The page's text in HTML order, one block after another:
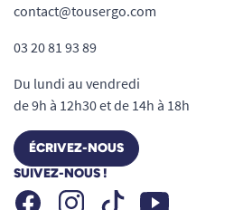
contact@tousergo.com
03 20 81 93 89
Du lundi au vendredi
de 9h à 12h30 et de 14h à 18h
ÉCRIVEZ-NOUS
SUIVEZ-NOUS !
FacebookInstagramTiktok Youtube